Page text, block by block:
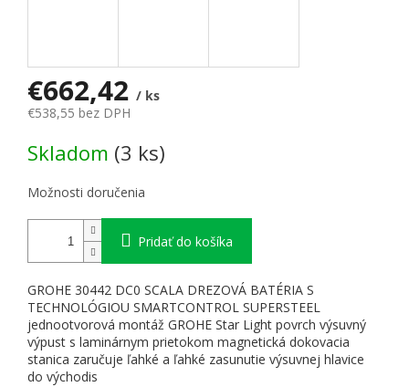
€662,42 / ks
€538,55 bez DPH
Skladom (3 ks)
Možnosti doručenia
Pridať do košíka
GROHE 30442 DC0 SCALA DREZOVÁ BATÉRIA S
TECHNOLÓGIOU SMARTCONTROL SUPERSTEEL
jednootvorová montáž GROHE Star Light povrch výsuvný
výpust s laminárnym prietokom magnetická dokovacia
stanica zaručuje ľahké a ľahké zasunutie výsuvnej hlavice
do východis